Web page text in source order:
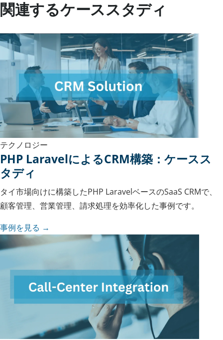
関連するケーススタディ
テクノロジー
PHP LaravelによるCRM構築：ケースス
タディ
タイ市場向けに構築したPHP LaravelベースのSaaS CRMで、
顧客管理、営業管理、請求処理を効率化した事例です。
事例を見る →